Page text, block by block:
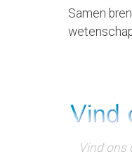
Samen
Vind